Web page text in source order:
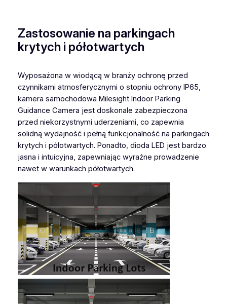
Zastosowanie na parkingach
krytych i półotwartych
Wyposażona w wiodącą w branży ochronę przed
czynnikami atmosferycznymi o stopniu ochrony IP65,
kamera samochodowa Milesight Indoor Parking
Guidance Camera jest doskonale zabezpieczona
przed niekorzystnymi uderzeniami, co zapewnia
solidną wydajność i pełną funkcjonalność na parkingach
krytych i półotwartych. Ponadto, dioda LED jest bardzo
jasna i intuicyjna, zapewniając wyraźne prowadzenie
nawet w warunkach półotwartych.